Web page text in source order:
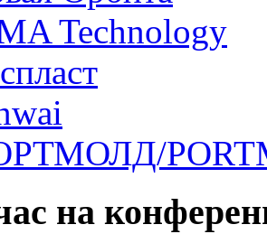
Technology
на